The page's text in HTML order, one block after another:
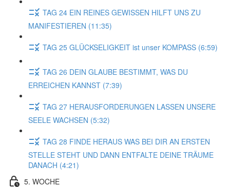
TAG 24 EIN REINES GEWISSEN HILFT UNS ZU
MANIFESTIEREN (11:35)
TAG 25 GLÜCKSELIGKEIT ist unser KOMPASS (6:59)
TAG 26 DEIN GLAUBE BESTIMMT, WAS DU
ERREICHEN KANNST (7:39)
TAG 27 HERAUSFORDERUNGEN LASSEN UNSERE
SEELE WACHSEN (5:32)
TAG 28 FINDE HERAUS WAS BEI DIR AN ERSTEN
STELLE STEHT UND DANN ENTFALTE DEINE TRÄUME
DANACH (4:21)
5. WOCHE